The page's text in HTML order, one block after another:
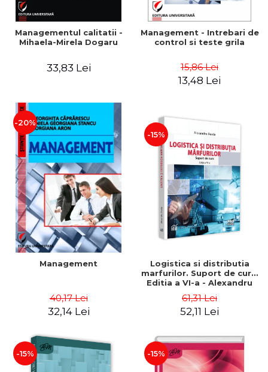
Managementul calitatii -
Mihaela-Mirela Dogaru
33,83 Lei
Management - Intrebari de
control si teste grila
15,86 Lei
13,48 Lei
-20%
Management
40,17 Lei
32,14 Lei
-15%
Logistica si distributia
marfurilor. Suport de curs.
Editia a VI-a - Alexandru
61,31 Lei
52,11 Lei
-15% -15%